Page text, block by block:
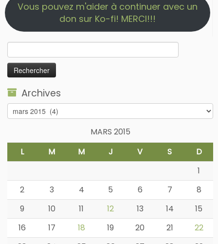
Vous pouvez m'aider à continuer avec un
don sur Ko-fi! MERCI!!!
Archives
Archives
MARS 2015
L
M M J V S
D
1
2
3 4 5 6 7
8
9
10 11 12 13 14
15
16
17 18 19 20 21
22